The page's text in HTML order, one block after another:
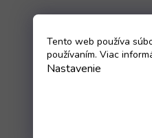
Tento web používa
používaním. Viac
Nastavenie